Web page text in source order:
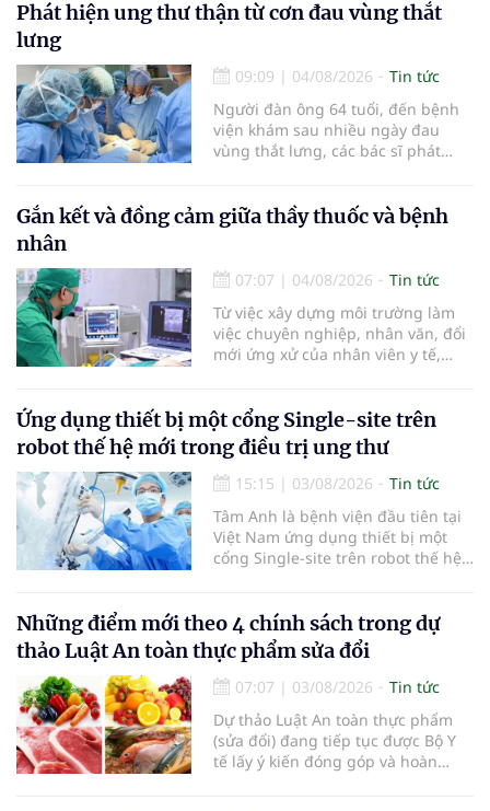
là những nội dung trọng tâm được
báo cáo tại Hội thảo khoa học cập
tiêu hóa - gan mật vừa diễn ra
ngày 1/8 tại Bệnh viện Đại học
quốc tế Hồng Bàng.
Phát hiện ung thư thận từ cơn đau vùng thắt
lưng
09:09 | 04/08/2026
Tin tức
Người đàn ông 64 tuổi, đến bệnh
viện khám sau nhiều ngày đau
vùng thắt lưng, các bác sĩ phát
biểu mô tế bào thận. Với khối u còn
ở giai đoạn sớm, người bệnh được
bằng phẫu thuật robot thay vì phải
cắt bỏ toàn bộ quả thận như trước
đây.
Gắn kết và đồng cảm giữa thầy thuốc và bệnh
nhân
07:07 | 04/08/2026
Tin tức
Từ việc xây dựng môi trường làm
việc chuyên nghiệp, nhân văn, đổi
mới ứng xử của nhân viên y tế,
đồng cảm, gắn kết cao giữa thầy
thuốc với bệnh nhân.
Ứng dụng thiết bị một cổng Single-site trên
robot thế hệ mới trong điều trị ung thư
15:15 | 03/08/2026
Tin tức
Tâm Anh là bệnh viện đầu tiên tại
Việt Nam ứng dụng thiết bị một
cổng Single-site trên robot thế hệ
Những điểm mới theo 4 chính sách trong dự
thảo Luật An toàn thực phẩm sửa đổi
07:07 | 03/08/2026
Tin tức
Dự thảo Luật An toàn thực phẩm
(sửa đổi) đang tiếp tục được Bộ Y
tế lấy ý kiến đóng góp và hoàn